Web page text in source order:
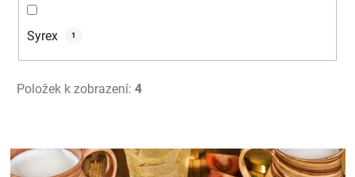
Syrex 1
Položek k zobrazení: 4
ý